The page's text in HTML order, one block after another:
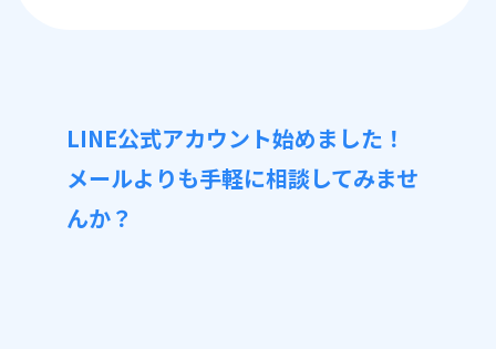
LINE公式アカウント始めました！
メールよりも手軽に相談してみませ
んか？